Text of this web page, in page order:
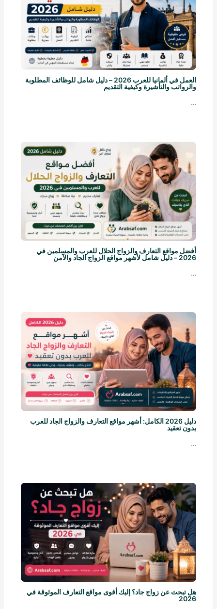
العمل في ألمانيا للعرب 2026 – دليل شامل للوظائف المطلوبة
والرواتب والتأشيرة وكيفية التقديم
…
أفضل مواقع التعارف والزواج الحلال للعرب والمسلمين في
2026 – دليل شامل لأشهر مواقع الزواج الجاد والآمن
…
دليل 2026 الكامل: أشهر مواقع التعارف والزواج الجاد للعرب
بدون تعقيد
…
هل تبحث عن زواج جاد؟ إليك أقوى مواقع التعارف الموثوقة في
2026